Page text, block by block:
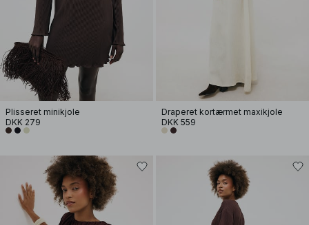
Plisseret minikjole
DKK 279
Draperet kortærmet maxikjole
DKK 559